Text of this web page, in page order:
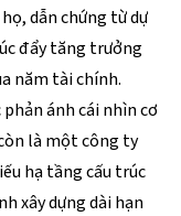
dẫn chứng từ dự
đẩy tăng trưởng
năm tài chính.
ánh cái nhìn cơ
là một công ty
hạ tầng cấu trúc
xây dựng dài hạn